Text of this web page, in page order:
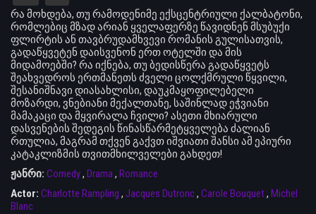
რა მოხდება, თუ რამოდენიმე ექსცენტრიული ქალბატონი,
რომლებიც მზად არიან ყველაფერზე წავიდნენ მსუბუქი
ფლირტის ან თავბრუდამხვევი რომანის გულისათვის,
გადაწყვეტენ დაისვენონ ერთ ოტელში და მის
მიდამოებში? რა იქნება, თუ ბედისწერა გადაწყვეტს
შეახვედროს ერთმანეთს ძველი ცოლქმრული წყვილი,
შესანიშნავი დიასახლისი, დაუკმაყოფილებელი
მოზარდი, ვნებიანი მექალთანე, საშინლად ეჭვიანი
მამაკაცი და მყვირალა ჩვილი? ასეთი მხიარული
დასვენების შედეგის წინასწარმეტყველება ძალიან
რთულია, მაგრამ თქვენ გაქვთ იშვიათი შანსი ამ ეპიური
კატაკლიზმის თვითმხილველები გახდეთ!
ჟანრი: Comedy, Drama, Romance
Actor: Charlotte Rampling , Jacques Dutronc, Carole Bouquet, Michel
Blanc